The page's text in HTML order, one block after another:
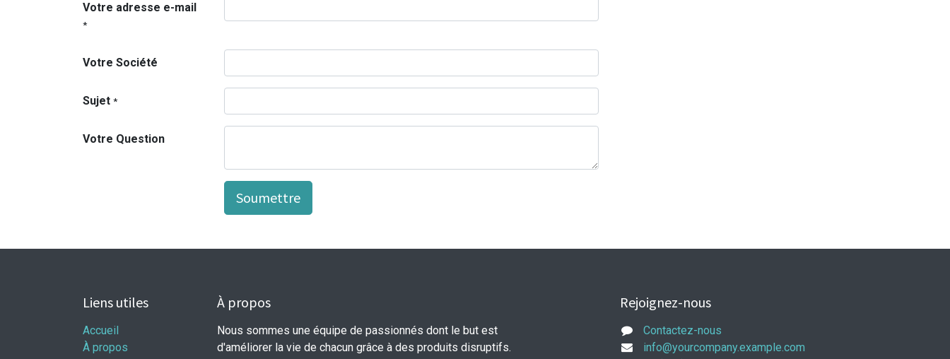
Votre adresse e-mail
*
Votre Société
Sujet *
Votre Question
Soumettre
Liens utiles
Accueil
À propos
À propos
Nous sommes une équipe de passionnés dont le but est
d'améliorer la vie de chacun grâce à des produits disruptifs.
Rejoignez-nous
Contactez-nous
info@yourcompany.example.com